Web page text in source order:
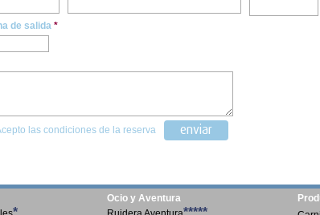
de salida *
enviar
las condiciones de la reserva
*
Ocio y Aventura
*****